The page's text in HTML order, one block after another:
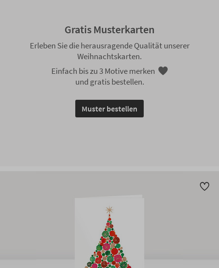
Gratis Musterkarten
Erleben Sie die herausragende Qualität unserer
Weihnachtskarten.
Einfach bis zu 3 Motive merken
und gratis bestellen.
Muster bestellen